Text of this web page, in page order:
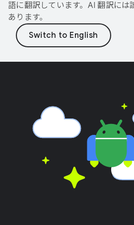
語に翻訳しています。AI 翻訳には
あります。